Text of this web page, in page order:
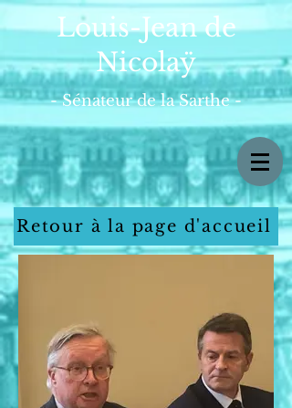
Louis-Jean de
Nicolaÿ
- Sénateur de la Sarthe -
Retour à la page d'accueil